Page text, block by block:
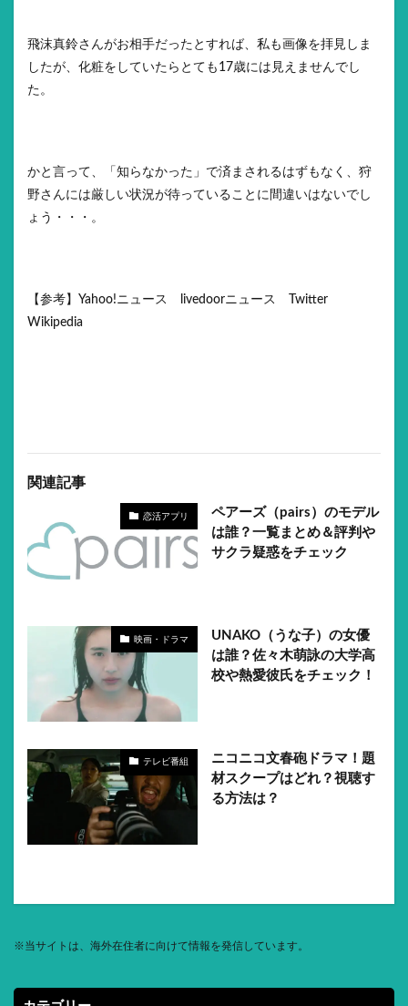
飛沫真鈴さんがお相手だったとすれば、私も画像を拝見しま
したが、化粧をしていたらとても17歳には見えませんでし
た。
かと言って、「知らなかった」で済まされるはずもなく、狩
野さんには厳しい状況が待っていることに間違いはないでし
ょう・・・。
【参考】Yahoo!ニュース livedoorニュース Twitter
Wikipedia
関連記事
恋活アプリ
ペアーズ（pairs）のモデル
は誰？一覧まとめ＆評判や
サクラ疑惑をチェック
映画・ドラマ
UNAKO（うな子）の女優
は誰？佐々木萌詠の大学高
校や熱愛彼氏をチェック！
テレビ番組
ニコニコ文春砲ドラマ！題
材スクープはどれ？視聴す
る方法は？
※当サイトは、海外在住者に向けて情報を発信しています。